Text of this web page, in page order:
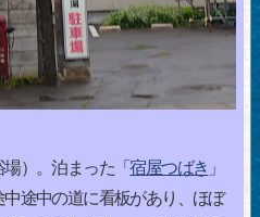
）。泊まった「宿屋つばき 」
途中の道に看板があり、ほぼ